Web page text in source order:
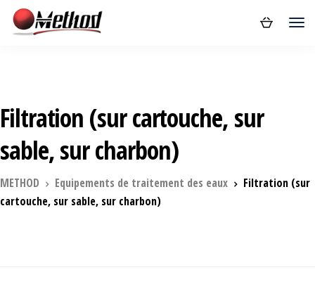
Filtration (sur cartouche, sur
sable, sur charbon)
METHOD Equipements de traitement des eaux
Filtration (sur
cartouche, sur sable, sur charbon)